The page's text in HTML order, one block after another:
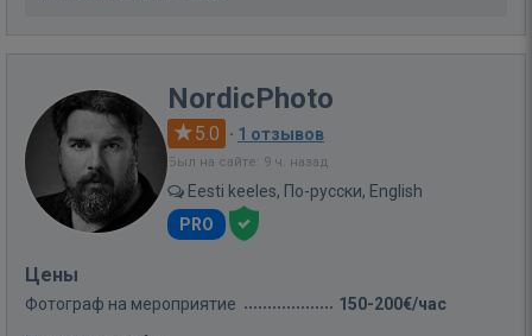
NordicPhoto
5.0 · 1 отзывов
Был на сайте: 9 ч. назад
Eesti keeles, По-русски, English
PRO
Цены
Фотограф на мероприятие 150-200€/час